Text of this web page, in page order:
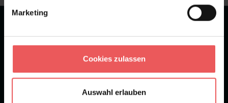
Marketing
Cookies zulassen
Auswahl erlauben
Newsletter